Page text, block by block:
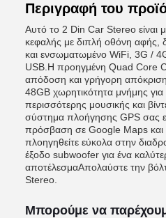
Περιγραφή του
Αυτό το 2 Din Car Stereo είναι
κεφαλής με διπλή οθόνη αφής,
και ενσωματωμένο WiFi, 3G /
USB.Η προηγμένη Quad Core
απόδοση και γρήγορη
48GB χωρητικότητα μνήμης
περισσότερης μουσικής και
σύστημα πλοήγησης GPS σας
πρόσβαση σε Google Maps και
πλοηγηθείτε εύκολα στην
έξοδο subwoofer για ένα
αποτέλεσμαΑπολαύστε την
Stereo.
Μπορούμε να